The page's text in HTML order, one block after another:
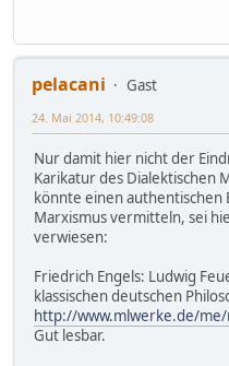
pelacani
Gast
24. Mai 2014, 10:49:08
Nur damit hier nicht der
Karikatur des Dialektischen
könnte einen authentischen
Marxismus vermitteln, sei
verwiesen:
Friedrich Engels: Ludwig
klassischen deutschen
http://www.mlwerke.de/
Gut lesbar.